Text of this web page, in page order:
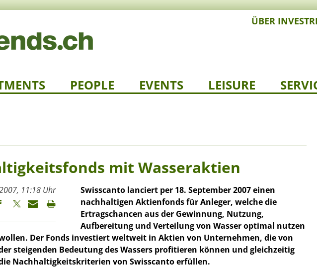
ÜBER
PEOPLE EVENTS LEISURE
mit Wasseraktien
11:18 Uhr
Swisscanto lanciert per 18. September 2007 einen
nachhaltigen Aktienfonds für Anleger, welche die
Ertragschancen aus der Gewinnung, Nutzung,
Aufbereitung und Verteilung von Wasser optimal nutzen
Der Fonds investiert weltweit in Aktien von Unternehmen, die von
steigenden Bedeutung des Wassers profitieren können und gleichzeitig
Nachhaltigkeitskriterien von Swisscanto erfüllen.